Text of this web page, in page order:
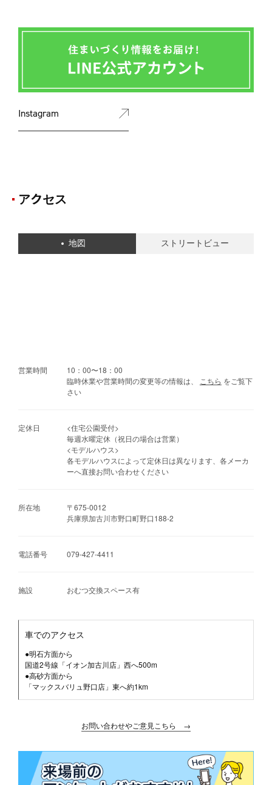
Instagram
アクセス
地図 ストリートビュー
営業時間
10：00〜18：00
臨時休業や営業時間の変更等の情報は、
こちら をご覧下
さい
定休日
<住宅公園受付>
毎週水曜定休（祝日の場合は営業）
<モデルハウス>
各モデルハウスによって定休日は異なります、各メーカ
ーへ直接お問い合わせください
所在地
〒675-0012
兵庫県加古川市野口町野口188-2
電話番号 079-427-4411
施設 おむつ交換スペース有
車でのアクセス
●明石方面から
国道2号線「イオン加古川店」西へ500m
●高砂方面から
「マックスバリュ野口店」東へ約1km
お問い合わせやご意見こちら →